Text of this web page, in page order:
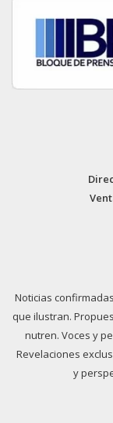
Noticias
que ilustran.
nutren. Voces y
Revelaciones
y